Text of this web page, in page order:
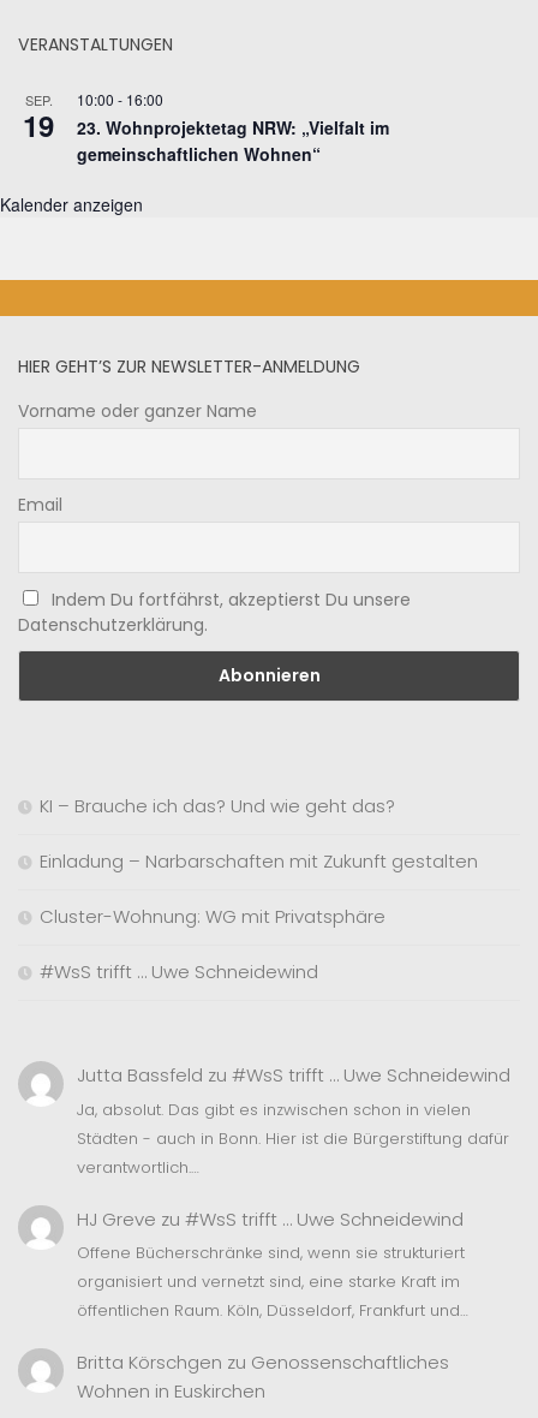
VERANSTALTUNGEN
SEP.
19
10:00 - 16:00
23. Wohnprojektetag NRW: „Vielfalt im
gemeinschaftlichen Wohnen“
Kalender anzeigen
HIER GEHT’S ZUR NEWSLETTER-ANMELDUNG
Vorname oder ganzer Name
Email
Indem Du fortfährst, akzeptierst Du unsere
Datenschutzerklärung.
KI – Brauche ich das? Und wie geht das?
Einladung – Narbarschaften mit Zukunft gestalten
Cluster-Wohnung: WG mit Privatsphäre
#WsS trifft … Uwe Schneidewind
Jutta Bassfeld zu #WsS trifft … Uwe Schneidewind
Ja, absolut. Das gibt es inzwischen schon in vielen
Städten - auch in Bonn. Hier ist die Bürgerstiftung dafür
verantwortlich.…
HJ Greve zu #WsS trifft … Uwe Schneidewind
Offene Bücherschränke sind, wenn sie strukturiert
organisiert und vernetzt sind, eine starke Kraft im
öffentlichen Raum. Köln, Düsseldorf, Frankfurt und…
Britta Körschgen zu Genossenschaftliches
Wohnen in Euskirchen